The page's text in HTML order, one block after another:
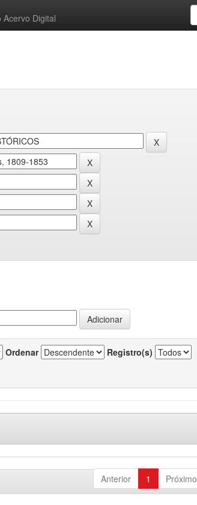
Digital
Ordenar Registro(s)
Anterior 1 Próximo